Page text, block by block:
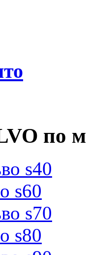
по
s40
s60
s70
s80